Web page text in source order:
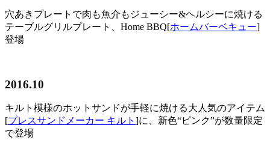
穴あきプレートで肉も魚介もジューシー&ヘルシーに焼ける
テーブルグリルプレート、Home BBQ[ホームバーベキュー]
登場
2016.10
キルト模様のホットサンドが手軽に焼ける大人気のアイテム
[プレスサンドメーカー キルト ]に、新色“ピンク”が数量限定
で登場